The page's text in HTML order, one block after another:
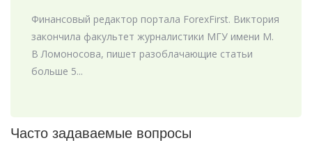
Финансовый редактор портала ForexFirst. Виктория
закончила факультет журналистики МГУ имени М.
В Ломоносова, пишет разоблачающие статьи
больше 5...
Часто задаваемые вопросы